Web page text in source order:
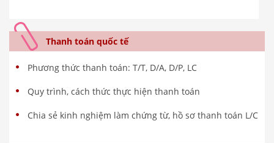
Thanh toán quốc tế
Phương thức thanh toán: T/T, D/A, D/P, LC
Quy trình, cách thức thực hiện thanh toán
Chia sẻ kinh nghiệm làm chứng từ, hồ sơ thanh toán L/C